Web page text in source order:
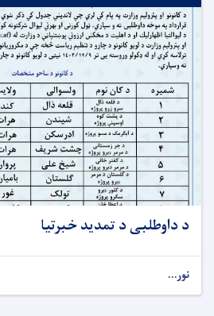
د داوطلبی د تمدید خبرتیا
نور...